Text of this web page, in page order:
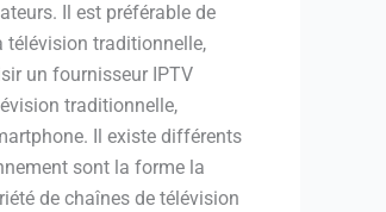
Il est préférable de
télévision traditionnelle,
un fournisseur IPTV
traditionnelle,
Il existe différents
sont la forme la
de chaînes de télévision